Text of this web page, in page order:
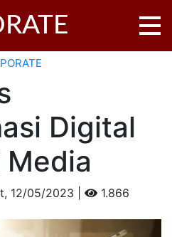
Digital
12/05/2023 | 1.866